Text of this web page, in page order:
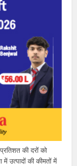
की दरों को
उत्पादों की कीमतों में